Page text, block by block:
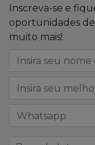
Inscreva-se e
oportunidades
muito mais!